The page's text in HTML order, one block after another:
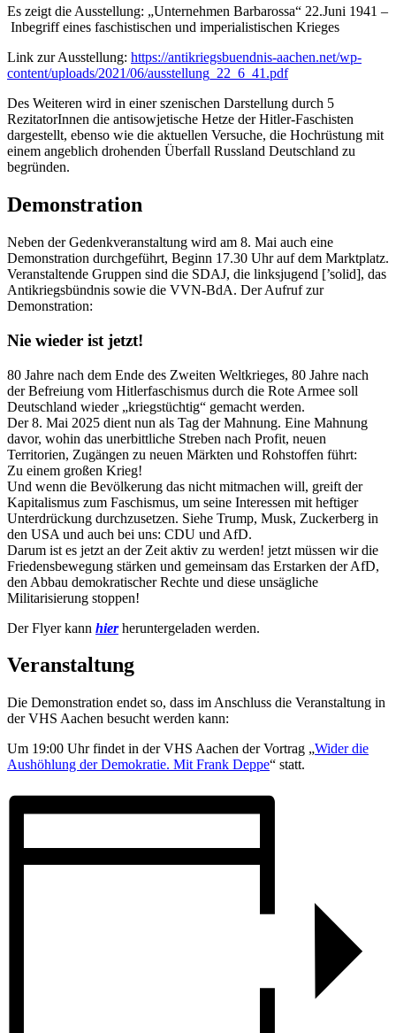
Es zeigt die Ausstellung: „Unternehmen Barbarossa“ 22.Juni 1941 –
Inbegriff eines faschistischen und imperialistischen Krieges
Link zur Ausstellung: https://antikriegsbuendnis-aachen.net/wp-
content/uploads/2021/06/ausstellung_22_6_41.pdf
Des Weiteren wird in einer szenischen Darstellung durch 5
RezitatorInnen die antisowjetische Hetze der Hitler-Faschisten
dargestellt, ebenso wie die aktuellen Versuche, die Hochrüstung mit
einem angeblich drohenden Überfall Russland Deutschland zu
begründen.
Demonstration
Neben der Gedenkveranstaltung wird am 8. Mai auch eine
Demonstration durchgeführt, Beginn 17.30 Uhr auf dem Marktplatz.
Veranstaltende Gruppen sind die SDAJ, die linksjugend [’solid], das
Antikriegsbündnis sowie die VVN-BdA. Der Aufruf zur
Demonstration:
Nie wieder ist jetzt!
80 Jahre nach dem Ende des Zweiten Weltkrieges, 80 Jahre nach
der Befreiung vom Hitlerfaschismus durch die Rote Armee soll
Deutschland wieder „kriegstüchtig“ gemacht werden.
Der 8. Mai 2025 dient nun als Tag der Mahnung. Eine Mahnung
davor, wohin das unerbittliche Streben nach Profit, neuen
Territorien, Zugängen zu neuen Märkten und Rohstoffen führt:
Zu einem großen Krieg!
Und wenn die Bevölkerung das nicht mitmachen will, greift der
Kapitalismus zum Faschismus, um seine Interessen mit heftiger
Unterdrückung durchzusetzen. Siehe Trump, Musk, Zuckerberg in
den USA und auch bei uns: CDU und AfD.
Darum ist es jetzt an der Zeit aktiv zu werden! jetzt müssen wir die
Friedensbewegung stärken und gemeinsam das Erstarken der AfD,
den Abbau demokratischer Rechte und diese unsägliche
Militarisierung stoppen!
Der Flyer kann hierheruntergeladen werden.
Veranstaltung
Die Demonstration endet so, dass im Anschluss die Veranstaltung in
der VHS Aachen besucht werden kann:
Um 19:00 Uhr findet in der VHS Aachen der Vortrag „Wider die
Aushöhlung der Demokratie. Mit Frank Deppe“ statt.